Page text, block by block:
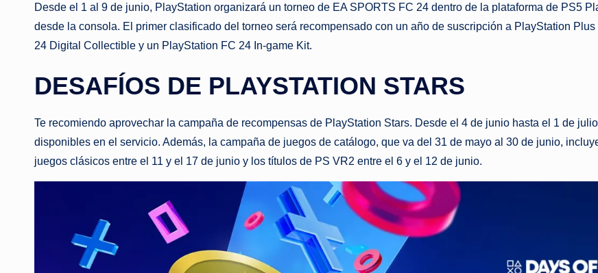
Desde el 1 al 9 de junio, PlayStation organizará un torneo de EA SPORTS FC 24 dentro de la plataforma de PS5
desde la consola. El primer clasificado del torneo será recompensado con un año de suscripción a PlayStation
24 Digital Collectible y un PlayStation FC 24 In-game Kit.
DESAFÍOS DE PLAYSTATION STARS
Te recomiendo aprovechar la campaña de recompensas de PlayStation Stars. Desde el 4 de junio hasta el 1 de
disponibles en el servicio. Además, la campaña de juegos de catálogo, que va del 31 de mayo al 30 de junio,
juegos clásicos entre el 11 y el 17 de junio y los títulos de PS VR2 entre el 6 y el 12 de junio.